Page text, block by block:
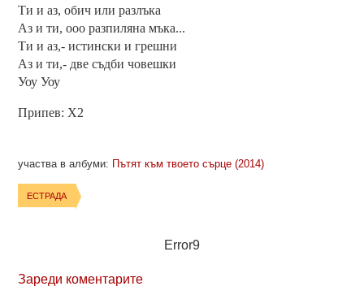
Ти и аз, обич или разлъка
Аз и ти, ооо разпиляна мъка...
Ти и аз,- истински и грешни
Аз и ти,- две съдби човешки
Уоу Уоу
Припев: X2
участва в албуми: Пътят към твоето сърце (2014)
ЕСТРАДА
Error9
Зареди коментарите